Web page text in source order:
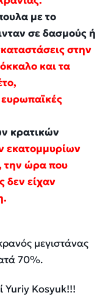
με το
σε δασμούς ή
στην
και τα
κρατικών
εκατομμυρίων
την ώρα που
δεν είχαν
μεγιστάνας
70%.
Yuriy Kosyuk!!!